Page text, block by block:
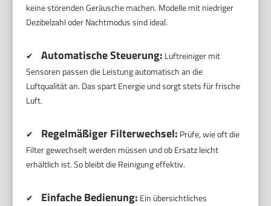
keine störenden Geräusche machen. Modelle mit niedriger
Dezibelzahl oder Nachtmodus sind ideal.
✔ Automatische Steuerung: Luftreiniger mit
Sensoren passen die Leistung automatisch an die
Luftqualität an. Das spart Energie und sorgt stets für frische
Luft.
✔ Regelmäßiger Filterwechsel: Prüfe, wie oft die
Filter gewechselt werden müssen und ob Ersatz leicht
erhältlich ist. So bleibt die Reinigung effektiv.
✔ Einfache Bedienung: Ein übersichtliches